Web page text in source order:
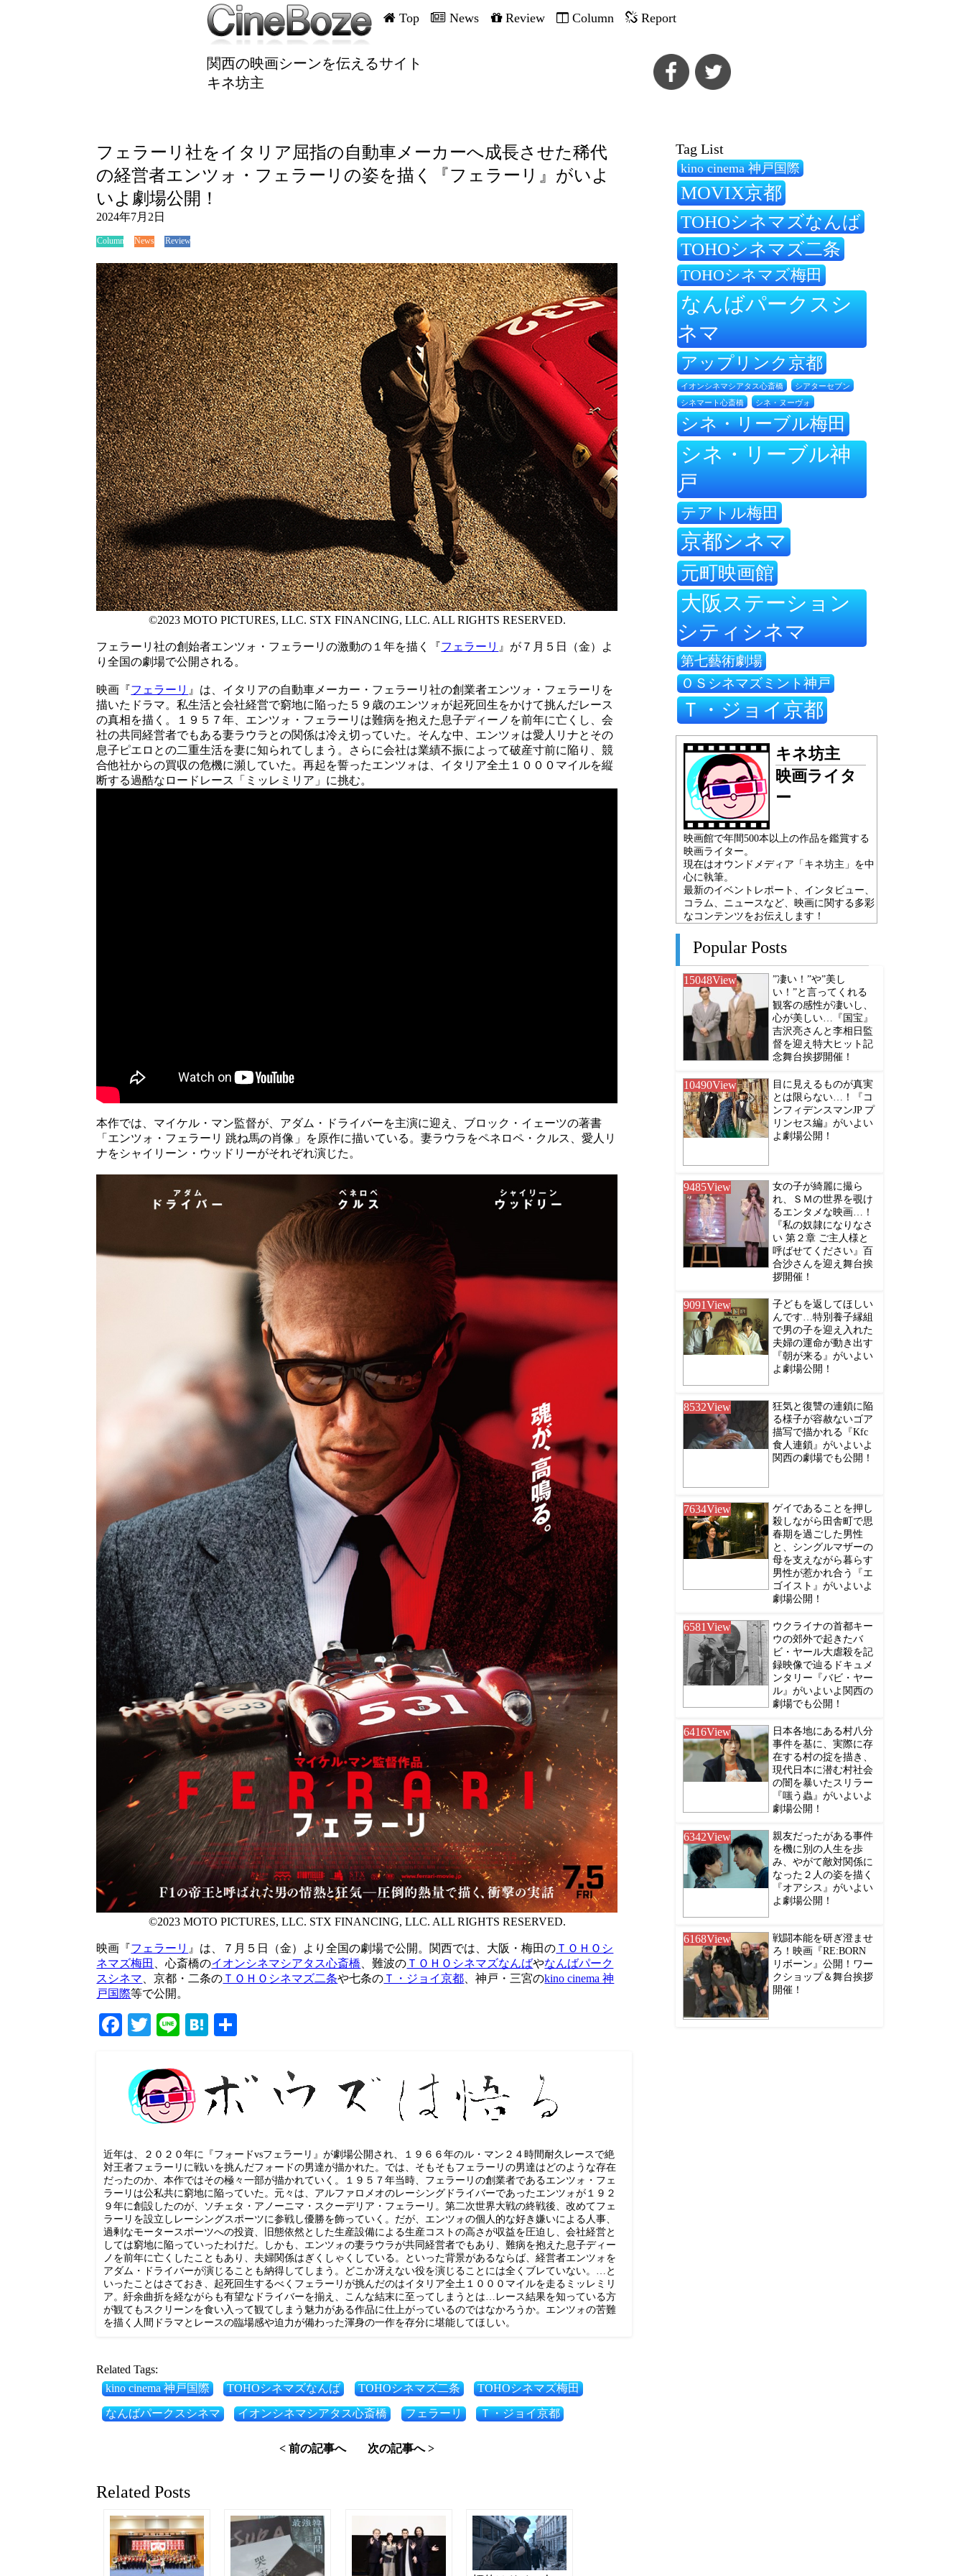
Top News Review Column Report
関西の映画シーンを伝えるサイト
キネ坊主
フェラーリ社をイタリア屈指の自動車メーカーへ成長させた稀代
の経営者エンツォ・フェラーリの姿を描く『フェラーリ』がいよ
いよ劇場公開！
2024年7月2日
Column News Review
©2023 MOTO PICTURES, LLC. STX FINANCING, LLC. ALL RIGHTS RESERVED.
フェラーリ社の創始者エンツォ・フェラーリの激動の１年を描く『フェラーリ 』が７月５日（金）よ
り全国の劇場で公開される。
映画『フェラーリ 』は、イタリアの自動車メーカー・フェラーリ社の創業者エンツォ・フェラーリを
描いたドラマ。私生活と会社経営で窮地に陥った５９歳のエンツォが起死回生をかけて挑んだレース
の真相を描く。１９５７年、エンツォ・フェラーリは難病を抱えた息子ディーノを前年に亡くし、会
社の共同経営者でもある妻ラウラとの関係は冷え切っていた。そんな中、エンツォは愛人リナとその
息子ピエロとの二重生活を妻に知られてしまう。さらに会社は業績不振によって破産寸前に陥り、競
合他社からの買収の危機に瀕していた。再起を誓ったエンツォは、イタリア全土１０００マイルを縦
断する過酷なロードレース「ミッレミリア」に挑む。
本作では、マイケル・マン監督が、アダム・ドライバーを主演に迎え、ブロック・イェーツの著書
「エンツォ・フェラーリ 跳ね馬の肖像」を原作に描いている。妻ラウラをペネロペ・クルス、愛人リ
ナをシャイリーン・ウッドリーがそれぞれ演じた。
©2023 MOTO PICTURES, LLC. STX FINANCING, LLC. ALL RIGHTS RESERVED.
映画『フェラーリ 』は、７月５日（金）より全国の劇場で公開。関西では、大阪・梅田の ＴＯＨＯシ
ネマズ梅田
、心斎橋のイオンシネマシアタス心斎橋 、難波の ＴＯＨＯシネマズなんばやなんばパーク
スシネマ 、京都・二条の ＴＯＨＯシネマズ二条や七条の Ｔ・ジョイ京都 、神戸・三宮のkino cinema 神
戸国際等で公開。
Facebook
Twitter
LineHatena
近年は、２０２０年に『フォードvsフェラーリ』が劇場公開され、１９６６年のル・マン２４時間耐久レースで絶
対王者フェラーリに戦いを挑んだフォードの男達が描かれた。では、そもそもフェラーリの男達はどのような存在
だったのか、本作ではその極々一部が描かれていく。１９５７年当時、フェラーリの創業者であるエンツォ・フェ
ラーリは公私共に窮地に陥っていた。元々は、アルファロメオのレーシングドライバーであったエンツォが１９２
９年に創設したのが、ソチェタ・アノーニマ・スクーデリア・フェラーリ。第二次世界大戦の終戦後、改めてフェ
ラーリを設立しレーシングスポーツに参戦し優勝を飾っていく。だが、エンツォの個人的な好き嫌いによる人事、
過剰なモータースポーツへの投資、旧態依然とした生産設備による生産コストの高さが収益を圧迫し、会社経営と
しては窮地に陥っていったわけだ。しかも、エンツォの妻ラウラが共同経営者でもあり、難病を抱えた息子ディー
ノを前年に亡くしたこともあり、夫婦関係はぎくしゃくしている。といった背景があるならば、経営者エンツォを
アダム・ドライバーが演じることも納得してしまう。どこか冴えない役を演じることには全くブレていない。…と
いったことはさておき、起死回生するべくフェラーリが挑んだのはイタリア全土１０００マイルを走るミッレミリ
ア。紆余曲折を経ながらも有望なドライバーを揃え、こんな結末に至ってしまうとは…レース結果を知っている方
が観てもスクリーンを食い入って観てしまう魅力がある作品に仕上がっているのではなかろうか。エンツォの苦難
を描く人間ドラマとレースの臨場感や迫力が備わった渾身の一作を存分に堪能してほしい。
Related Tags:
kino cinema 神戸国際
TOHOシネマズなんば TOHOシネマズ二条 TOHOシネマズ梅田
なんばパークスシネマ イオンシネマシアタス心斎橋 フェラーリ Ｔ・ジョイ京都
< 前の記事へ 次の記事へ >
Related Posts
Tag List
kino cinema 神戸国際
MOVIX京都
TOHOシネマズなんば
TOHOシネマズ二条
TOHOシネマズ梅田
なんばパークスシ
ネマ
アップリンク京都
イオンシネマシアタス心斎橋 シアターセブン
シネマート心斎橋 シネ・ヌーヴォ
シネ・リーブル梅田
シネ・リーブル神
戸
テアトル梅田
京都シネマ
元町映画館
大阪ステーション
シティシネマ
第七藝術劇場
ＯＳシネマズミント神戸
Ｔ・ジョイ京都
キネ坊主
映画ライタ
ー
映画館で年間500本以上の作品を鑑賞する
映画ライター。
現在はオウンドメディア「キネ坊主」を中
心に執筆。
最新のイベントレポート、インタビュー、
コラム、ニュースなど、映画に関する多彩
なコンテンツをお伝えします！
Popular Posts
15048View
”凄い！”や”美し
い！”と言ってくれる
観客の感性が凄いし、
心が美しい…『国宝』
吉沢亮さんと李相日監
督を迎え特大ヒット記
念舞台挨拶開催！
10490View
目に見えるものが真実
とは限らない…！『コ
ンフィデンスマンJP プ
リンセス編』がいよい
よ劇場公開！
9485View
女の子が綺麗に撮ら
れ、ＳＭの世界を覗け
るエンタメな映画…！
『私の奴隷になりなさ
い 第２章 ご主人様と
呼ばせてください』百
合沙さんを迎え舞台挨
拶開催！
9091View
子どもを返してほしい
んです…特別養子縁組
で男の子を迎え入れた
夫婦の運命が動き出す
『朝が来る』がいよい
よ劇場公開！
8532View
狂気と復讐の連鎖に陥
る様子が容赦ないゴア
描写で描かれる『Kfc
食人連鎖』がいよいよ
関西の劇場でも公開！
7634View
ゲイであることを押し
殺しながら田舎町で思
春期を過ごした男性
と、シングルマザーの
母を支えながら暮らす
男性が惹かれ合う『エ
ゴイスト』がいよいよ
劇場公開！
6581View
ウクライナの首都キー
ウの郊外で起きたバ
ビ・ヤール大虐殺を記
録映像で辿るドキュメ
ンタリー『バビ・ヤー
ル』がいよいよ関西の
劇場でも公開！
6416View
日本各地にある村八分
事件を基に、実際に存
在する村の掟を描き、
現代日本に潜む村社会
の闇を暴いたスリラー
『嗤う蟲』がいよいよ
劇場公開！
6342View
親友だったがある事件
を機に別の人生を歩
み、やがて敵対関係に
なった２人の姿を描く
『オアシス』がいよい
よ劇場公開！
6168View
戦闘本能を研ぎ澄ませ
ろ！映画『RE:BORN
リボーン』公開！ワー
クショップ＆舞台挨拶
開催！